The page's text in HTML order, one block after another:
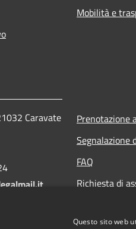
Mobilità e
Caravate
Prenotazione
Segnalazione
FAQ
Richiesta di
Questo sito web